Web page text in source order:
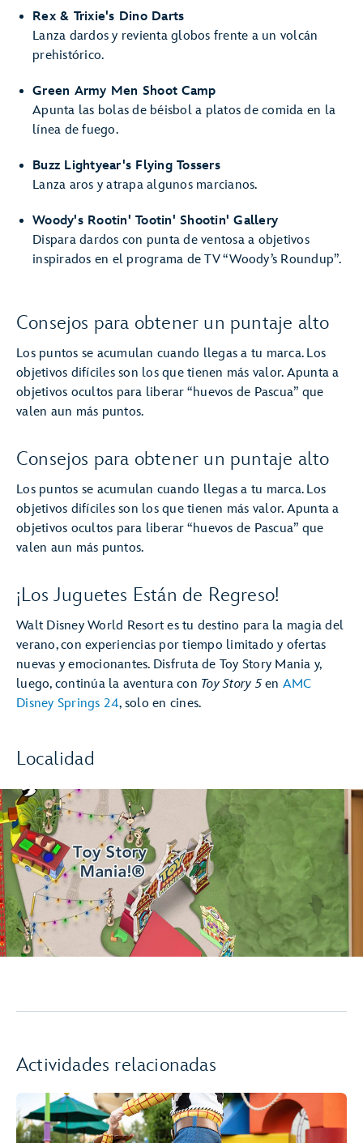
Rex & Trixie's Dino Darts
Lanza dardos y revienta globos frente a un volcán
prehistórico.
Green Army Men Shoot Camp
Apunta las bolas de béisbol a platos de comida en la
línea de fuego.
Buzz Lightyear's Flying Tossers
Lanza aros y atrapa algunos marcianos.
Woody's Rootin' Tootin' Shootin' Gallery
Dispara dardos con punta de ventosa a objetivos
inspirados en el programa de TV “Woody’s Roundup”.
Consejos para obtener un puntaje alto
Los puntos se acumulan cuando llegas a tu marca. Los
objetivos difíciles son los que tienen más valor. Apunta a
objetivos ocultos para liberar “huevos de Pascua” que
valen aun más puntos.
Consejos para obtener un puntaje alto
Los puntos se acumulan cuando llegas a tu marca. Los
objetivos difíciles son los que tienen más valor. Apunta a
objetivos ocultos para liberar “huevos de Pascua” que
valen aun más puntos.
¡Los Juguetes Están de Regreso!
Walt Disney World Resort es tu destino para la magia del
verano, con experiencias por tiempo limitado y ofertas
nuevas y emocionantes. Disfruta de Toy Story Mania y,
luego, continúa la aventura con Toy Story 5en AMC
Disney Springs 24, solo en cines.
Localidad
Actividades relacionadas